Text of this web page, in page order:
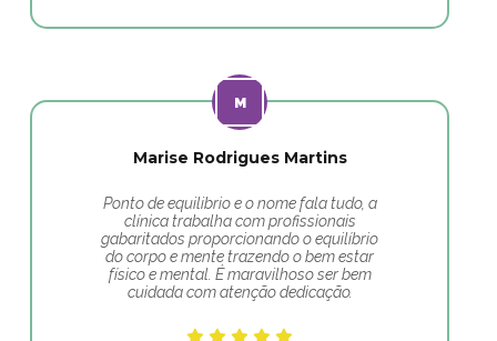
Marise Rodrigues Martins
Ponto de equilibrio e o nome fala tudo, a
clínica trabalha com profissionais
gabaritados proporcionando o equilíbrio
do corpo e mente trazendo o bem estar
físico e mental. É maravilhoso ser bem
cuidada com atenção dedicação.